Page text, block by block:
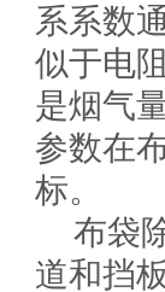
系系数
似于电
是烟气
参数在
标。
布袋
道和挡